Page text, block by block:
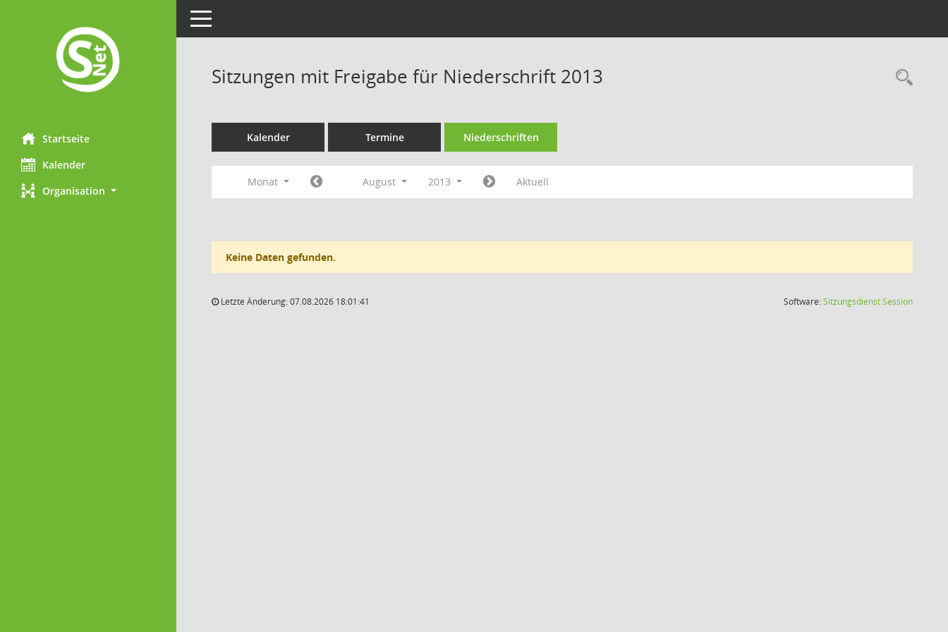
Startseite
Kalender
Organisation
Toggle navigation
Sitzungen mit Freigabe für Niederschrift 2013
Kalender Termine Niederschriften
Monat August 2013 Aktuell
Keine Daten gefunden.
Letzte Änderung: 07.08.2026 18:01:41 Software:SitzungsdienstSession(Wird in